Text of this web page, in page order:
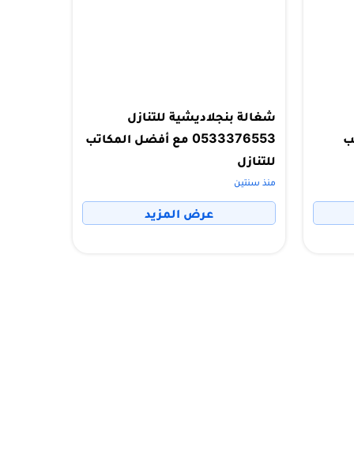
شغالة بنجلاديشية للتنازل
0533376553 مع أفضل المكاتب
للتنازل
منذ سنتين
عرض المزيد